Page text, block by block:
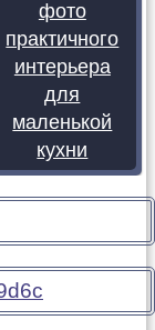
фото
практичного
интерьера
для
маленькой
кухни